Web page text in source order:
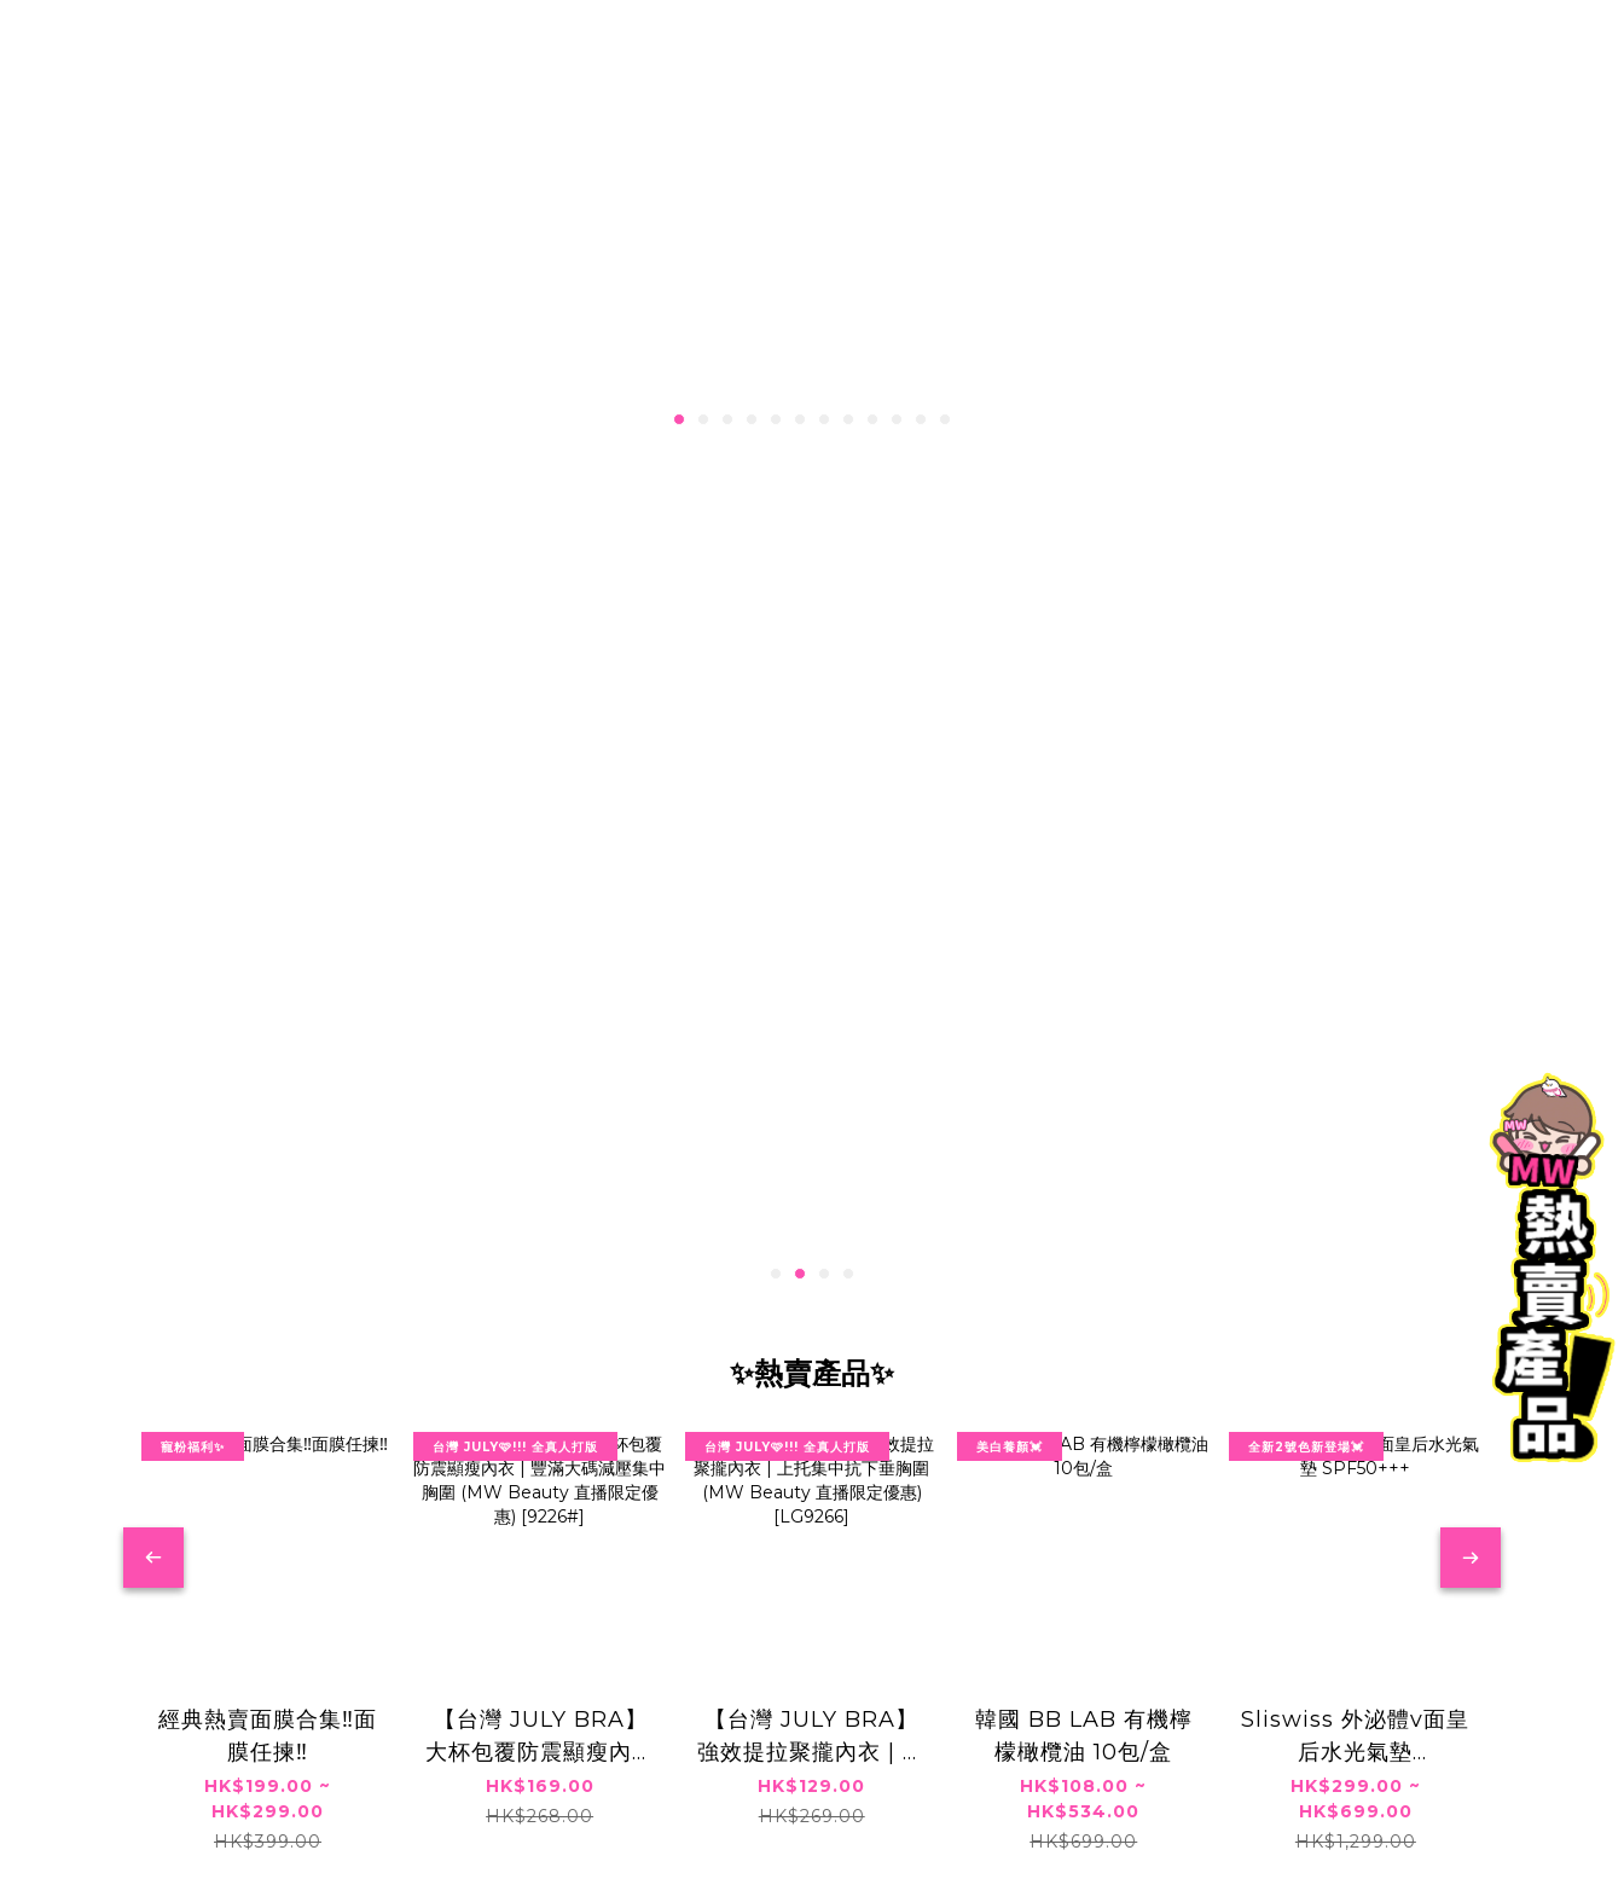
✨熱賣產品✨
寵粉福利✨
經典熱賣面膜合集‼️面
膜任揀‼️
HK$199.00 ~
HK$299.00
HK$399.00
台灣 JULY🩷!!! 全真人打版
⁠【台灣 JULY BRA】
大杯包覆防震顯瘦內衣
| 豐滿大碼減壓集中胸
圍 (MW Beauty 直播
HK$169.00
HK$268.00
台灣 JULY🩷!!! 全真人打版
【台灣 JULY BRA】
強效提拉聚攏內衣 | 上
托集中抗下垂胸圍
(MW Beauty 直播限
HK$129.00
HK$269.00
美白養顏💓
韓國 BB LAB 有機檸
檬橄欖油 10包/盒
HK$108.00 ~
HK$534.00
HK$699.00
全新2號色新登場💓
Sliswiss 外泌體v面皇
后水光氣墊
SPF50+++
HK$299.00 ~
HK$699.00
HK$1,299.00
韓國熱賣🔥